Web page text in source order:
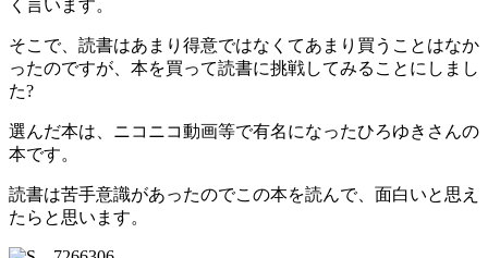
く言います。
そこで、読書はあまり得意ではなくてあまり買うことはなか
ったのですが、本を買って読書に挑戦してみることにしまし
た?
選んだ本は、ニコニコ動画等で有名になったひろゆきさんの
本です。
読書は苦手意識があったのでこの本を読んで、面白いと思え
たらと思います。